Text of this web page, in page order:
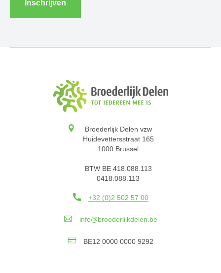
Inschrijven
Broederlijk Delen vzw
Huidevettersstraat 165
1000 Brussel
BTW BE 418.088.113
0418.088.113
+32 (0)2 502 57 00
info@broederlijkdelen.be
BE12 0000 0000 9292